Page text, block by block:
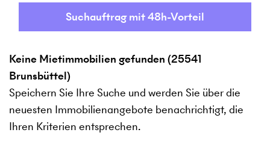
Suchauftrag mit 48h-Vorteil
Keine Mietimmobilien gefunden (25541
Brunsbüttel)
Speichern Sie Ihre Suche und werden Sie über die
neuesten Immobilienangebote benachrichtigt, die
Ihren Kriterien entsprechen.